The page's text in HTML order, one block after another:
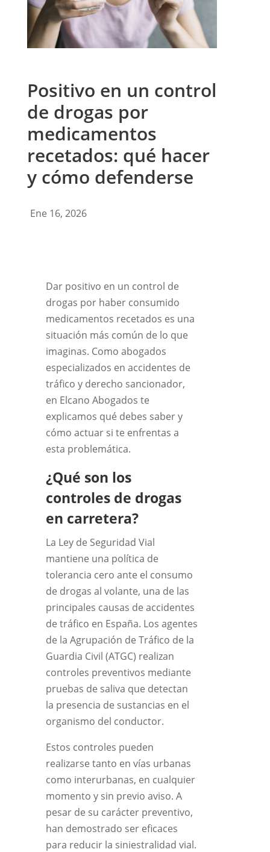
Positivo en un control
de drogas por
medicamentos
recetados: qué hacer
y cómo defenderse
Ene 16, 2026
Dar positivo en un control de
drogas por haber consumido
medicamentos recetados es una
situación más común de lo que
imaginas. Como abogados
especializados en accidentes de
tráfico y derecho sancionador,
en Elcano Abogados te
explicamos qué debes saber y
cómo actuar si te enfrentas a
esta problemática.
¿Qué son los
controles de drogas
en carretera?
La Ley de Seguridad Vial
mantiene una política de
tolerancia cero ante el consumo
de drogas al volante, una de las
principales causas de accidentes
de tráfico en España. Los agentes
de la Agrupación de Tráfico de la
Guardia Civil (ATGC) realizan
controles preventivos mediante
pruebas de saliva que detectan
la presencia de sustancias en el
organismo del conductor.
Estos controles pueden
realizarse tanto en vías urbanas
como interurbanas, en cualquier
momento y sin previo aviso. A
pesar de su carácter preventivo,
han demostrado ser eficaces
para reducir la siniestralidad vial.